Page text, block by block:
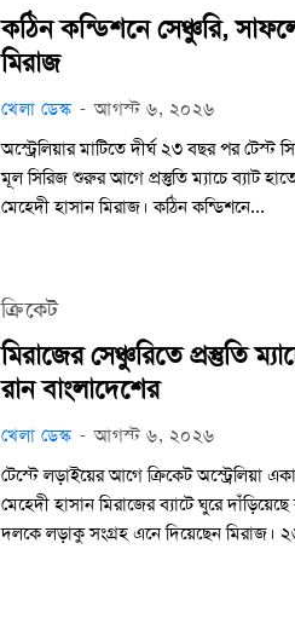
কঠিন কন্ডিশনে সেঞ্চুরি,
মিরাজ
খেলা ডেস্ক - আগস্ট ৬, ২০২৬
অস্ট্রেলিয়ার মাটিতে দীর্ঘ ২৩ বছর পর টেস্ট
মূল সিরিজ শুরুর আগে প্রস্তুতি ম্যাচে ব্যাট
মেহেদী হাসান মিরাজ। কঠিন কন্ডিশনে...
ক্রিকেট
মিরাজের সেঞ্চুরিতে প্রস্তুতি
রান বাংলাদেশের
খেলা ডেস্ক - আগস্ট ৬, ২০২৬
টেস্টে লড়াইয়ের আগে ক্রিকেট অস্ট্রেলিয়া
মেহেদী হাসান মিরাজের ব্যাটে ঘুরে
দলকে লড়াকু সংগ্রহ এনে দিয়েছেন